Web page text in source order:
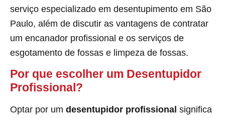
serviço especializado em desentupimento em São
Paulo, além de discutir as vantagens de contratar
um encanador profissional e os serviços de
esgotamento de fossas e limpeza de fossas.
Por que escolher um Desentupidor
Profissional?
Optar por um desentupidor profissional significa